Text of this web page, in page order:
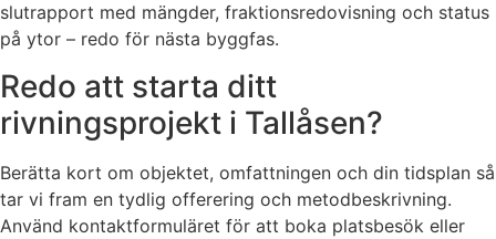
slutrapport med mängder, fraktionsredovisning och status
på ytor – redo för nästa byggfas.
Redo att starta ditt
rivningsprojekt i Tallåsen?
Berätta kort om objektet, omfattningen och din tidsplan så
tar vi fram en tydlig offerering och metodbeskrivning.
Använd kontaktformuläret för att boka platsbesök eller